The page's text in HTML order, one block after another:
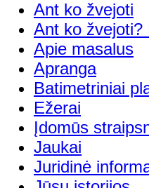
Ant ko žvejoti
Ant ko žvejoti?
Apie masalus
Apranga
Batimetriniai
Ežerai
Įdomūs
Jaukai
Juridinė